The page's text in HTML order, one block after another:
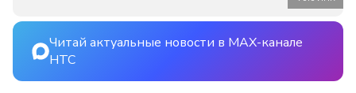
Читай актуальные новости в MAX-канале
НТС